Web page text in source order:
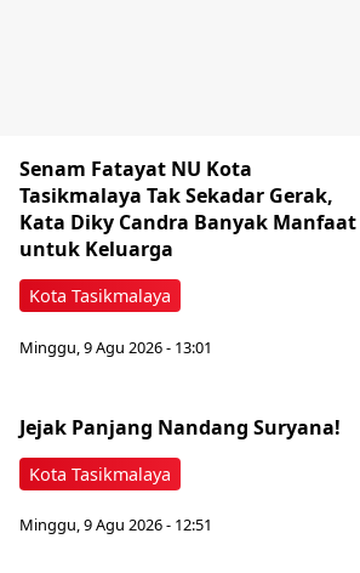
Kota Tasikmalaya
Senam Fatayat NU Kota
Tasikmalaya Tak Sekadar Gerak,
Kata Diky Candra Banyak Manfaat
untuk Keluarga
Minggu, 9 Agu 2026 - 13:01
Kota Tasikmalaya
Jejak Panjang Nandang Suryana!
Minggu, 9 Agu 2026 - 12:51